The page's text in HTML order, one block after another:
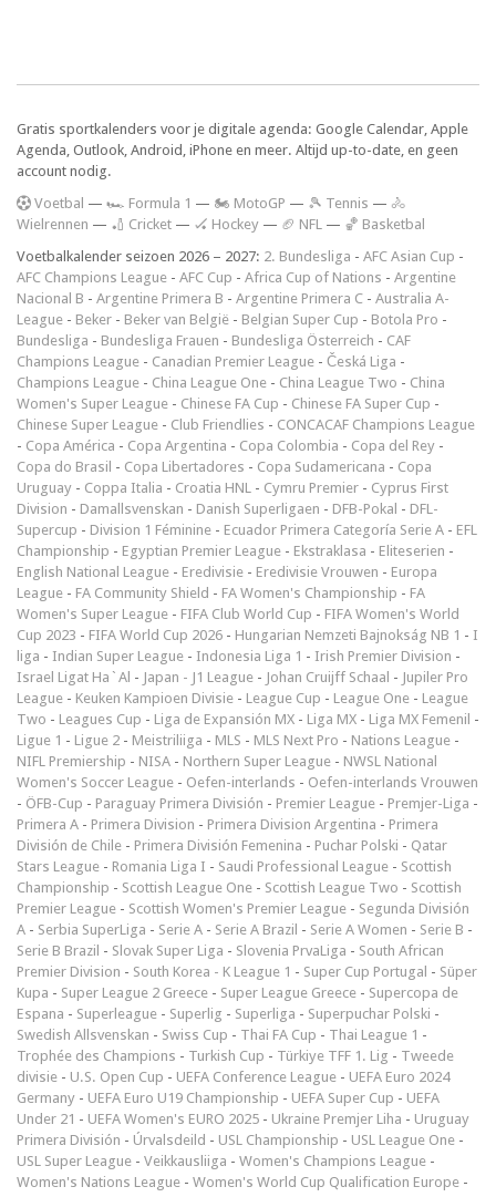
Gratis sportkalenders voor je digitale agenda: Google Calendar, Apple
Agenda, Outlook, Android, iPhone en meer. Altijd up-to-date, en geen
account nodig.
Voetbal — 🏎️ Formula 1 — 🏍 MotoGP — 🎾 Tennis — 🚴
Wielrennen — 🏏 Cricket — 🏑 Hockey — 🏈 NFL — 🏀 Basketbal
Voetbalkalender seizoen 2026 – 2027: 2. Bundesliga - AFC Asian Cup -
AFC Champions League - AFC Cup - Africa Cup of Nations - Argentine
Nacional B - Argentine Primera B - Argentine Primera C - Australia A-
League - Beker - Beker van België - Belgian Super Cup - Botola Pro -
Bundesliga - Bundesliga Frauen - Bundesliga Österreich - CAF
Champions League - Canadian Premier League - Česká Liga -
Champions League - China League One - China League Two - China
Women's Super League - Chinese FA Cup - Chinese FA Super Cup -
Chinese Super League - Club Friendlies - CONCACAF Champions League
- Copa América - Copa Argentina - Copa Colombia - Copa del Rey -
Copa do Brasil - Copa Libertadores - Copa Sudamericana - Copa
Uruguay - Coppa Italia - Croatia HNL - Cymru Premier - Cyprus First
Division - Damallsvenskan - Danish Superligaen - DFB-Pokal - DFL-
Supercup - Division 1 Féminine - Ecuador Primera Categoría Serie A - EFL
Championship - Egyptian Premier League - Ekstraklasa - Eliteserien -
English National League - Eredivisie - Eredivisie Vrouwen - Europa
League - FA Community Shield - FA Women's Championship - FA
Women's Super League - FIFA Club World Cup - FIFA Women's World
Cup 2023 - FIFA World Cup 2026 - Hungarian Nemzeti Bajnokság NB 1 - I
liga - Indian Super League - Indonesia Liga 1 - Irish Premier Division -
Israel Ligat Ha`Al - Japan - J1 League - Johan Cruijff Schaal - Jupiler Pro
League - Keuken Kampioen Divisie - League Cup - League One - League
Two - Leagues Cup - Liga de Expansión MX - Liga MX - Liga MX Femenil -
Ligue 1 - Ligue 2 - Meistriliiga - MLS - MLS Next Pro - Nations League -
NIFL Premiership - NISA - Northern Super League - NWSL National
Women's Soccer League - Oefen-interlands - Oefen-interlands Vrouwen
- ÖFB-Cup - Paraguay Primera División - Premier League - Premjer-Liga -
Primera A - Primera Division - Primera Division Argentina - Primera
División de Chile - Primera División Femenina - Puchar Polski - Qatar
Stars League - Romania Liga I - Saudi Professional League - Scottish
Championship - Scottish League One - Scottish League Two - Scottish
Premier League - Scottish Women's Premier League - Segunda División
A - Serbia SuperLiga - Serie A - Serie A Brazil - Serie A Women - Serie B -
Serie B Brazil - Slovak Super Liga - Slovenia PrvaLiga - South African
Premier Division - South Korea - K League 1 - Super Cup Portugal - Süper
Kupa - Super League 2 Greece - Super League Greece - Supercopa de
Espana - Superleague - Superlig - Superliga - Superpuchar Polski -
Swedish Allsvenskan - Swiss Cup - Thai FA Cup - Thai League 1 -
Trophée des Champions - Turkish Cup - Türkiye TFF 1. Lig - Tweede
divisie - U.S. Open Cup - UEFA Conference League - UEFA Euro 2024
Germany - UEFA Euro U19 Championship - UEFA Super Cup - UEFA
Under 21 - UEFA Women's EURO 2025 - Ukraine Premjer Liha - Uruguay
Primera División - Úrvalsdeild - USL Championship - USL League One -
USL Super League - Veikkausliiga - Women's Champions League -
Women's Nations League - Women's World Cup Qualification Europe -